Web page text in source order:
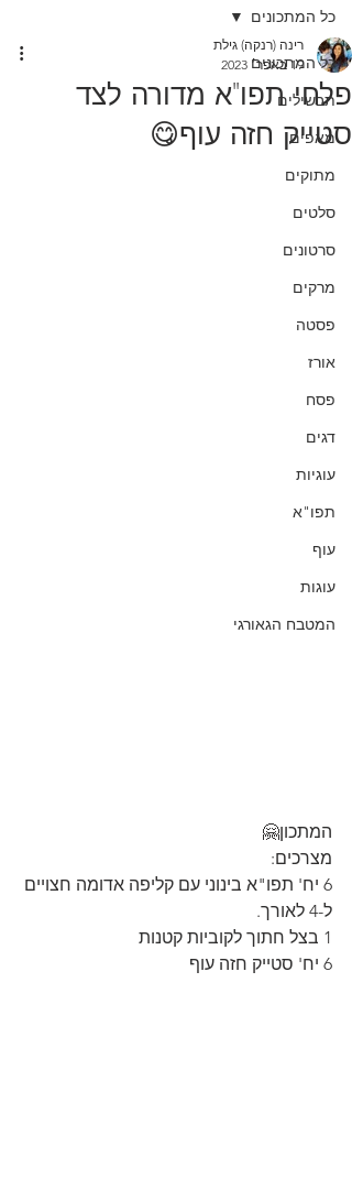
כל המתכונים
תבשילים
מאפים
מתוקים
סלטים
סרטונים
מרקים
פסטה
אורז
פסח
דגים
עוגיות
תפו"א
עוף
עוגות
המטבח הגאורגי
כל המתכונים
פלחי תפו"א מדורה לצד
סטייק חזה עוף😋
רינה (רנקה) גילת
19 באפר׳ 2023
המתכון🤗
מצרכים:
6 יח' תפו"א בינוני עם קליפה אדומה חצויים
ל-4 לאורך.
1 בצל חתוך לקוביות קטנות
6 יח' סטייק חזה עוף